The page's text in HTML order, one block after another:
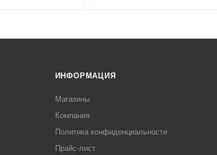
ИНФОРМАЦИЯ
Магазины
Компания
Политика конфиденциальности
Прайс-лист